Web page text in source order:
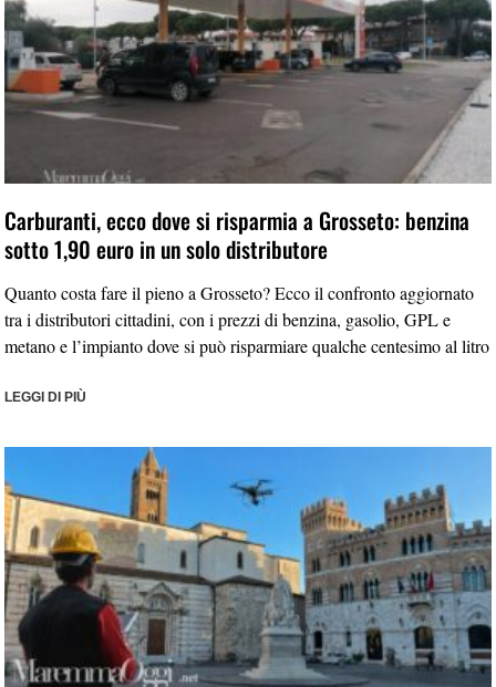
Carburanti, ecco dove si risparmia a Grosseto: benzina
sotto 1,90 euro in un solo distributore
Quanto costa fare il pieno a Grosseto? Ecco il confronto aggiornato
tra i distributori cittadini, con i prezzi di benzina, gasolio, GPL e
metano e l’impianto dove si può risparmiare qualche centesimo al litro
LEGGI DI PIÙ